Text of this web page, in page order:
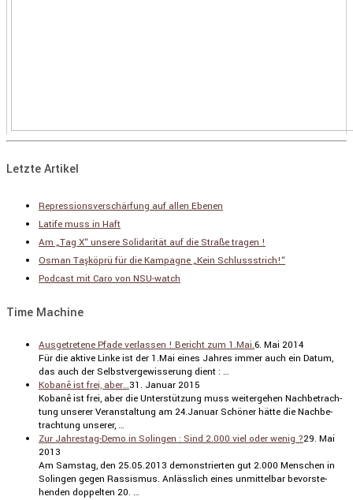
Letzte Artikel
Repressionsverschärfung auf allen Ebenen
Latife muss in Haft
Am „Tag X“ unsere Solidarität auf die Straße tragen !
Osman Taşköprü für die Kampagne „Kein Schlussstrich!“
Podcast mit Caro von NSU-watch
Time Machine
Ausgetretene Pfade verlassen ! Bericht zum 1.Mai.6. Mai 2014
Für die aktive Linke ist der 1.Mai eines Jahres immer auch ein Datum,
das auch der Selbst­ver­ge­wis­se­rung dient : …
Kobanê ist frei, aber…31. Januar 2015
Kobanê ist frei, aber die Unter­stüt­zung muss weiter­gehen Nachbe­trach­
tung unserer Veran­stal­tung am 24.Januar Schöner hätte die Nachbe­
trach­tung unserer, …
Zur Jahrestag-Demo in Solingen : Sind 2.000 viel oder wenig ?29. Mai
2013
Am Samstag, den 25.05.2013 demons­trierten gut 2.000 Menschen in
Solingen gegen Rassismus. Anläss­lich eines unmit­telbar bevor­ste­
henden doppelten 20. …